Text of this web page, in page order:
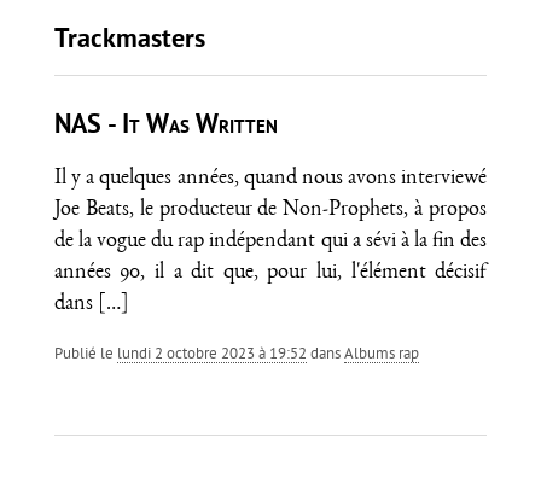
Trackmasters
NAS - It Was Written
Il y a quelques années, quand nous avons interviewé
Joe Beats, le producteur de Non-Prophets, à propos
de la vogue du rap indépendant qui a sévi à la fin des
années 90, il a dit que, pour lui, l'élément décisif
dans
[…]
Publié le lundi 2 octobre 2023 à 19:52 dansAlbums rap